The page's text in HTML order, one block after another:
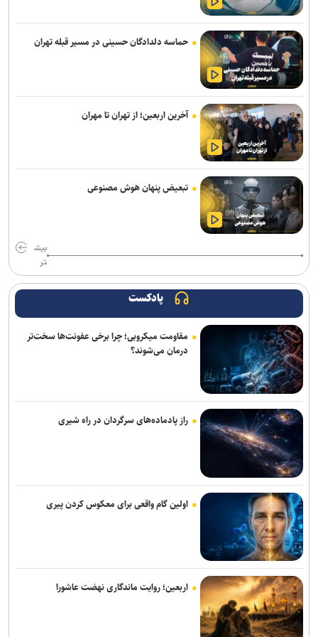
دریادار ایرانی: خبرنگاران مجاهدان میدان آگاهی‌بخشی و تبیین حقیقت
هستند
تظاهرات هزاران نفری علیه دولت «مرتس» در آلمان
دریادار سیاری: امروز هر خبر دقیق، تیری بر قلب امپراطوری دروغ است
سرطان به استخوان‌های جو بایدن سرایت کرده است
المیادین: درگیری‌های شدید میان تروریست‌های جولانی در ادلب/ تداوم
تجاوزات اشغالگران صهیونیست در جنوب سوریه
سقوط آراء مرتبط با حزب نتانیاهو در آستانه انتخابات کنست
نیوزویک: مقام‌های صهیونیست نگران آینده رابطه راهبردی با آمریکا
هشدار درباره کاهش شدید ذخایر موشک‌های پاتریوت آمریکا و کشور‌های
اکسیوس: ترامپ در «شن‌زار سیاسی» خود گرفتار شده است
مدیر فرودگاه صنعاء: محاصره عربستان ۲۴ میلیون مسافر را محروم کرد
۱۱ سناتور دموکرات خواستار خروج آمریکا از جنگ با ایران شدند
استفان والت: جنگ‌های آمریکا علیه ایران «فاجعه‌ای تمام‌عیار» و محصول
راهبردهای شکست‌خورده است
پیام وزیر کشور به مناسبت روز خبرنگار
میلیارد دلاری بودجه نظامی در بحبوحه بحران اقتصادی
عراقچی: توافق با عمان نزدیک است/ تکذیب سهم ۱۱ درصدی ایران از خزر
حشد شعبی تحرکات تروریست‌ها در مرز عراق و سوریه را رصد می‌کند
شرکت اماراتی: یکی از کشتی‌های ما در تنگه هرمز هدف حمله موشکی
قرار گرفت
حماسه دلدادگان حسینی در مسیر قبله تهران
آخرین اربعین؛ از تهران تا مهران
تبعیض پنهان هوش مصنوعی
بیش
تر
پادکست
مقاومت میکروبی؛ چرا برخی عفونت‌ها سخت‌تر
درمان می‌شوند؟
راز پادماده‌های سرگردان در راه شیری
اولین گام واقعی برای معکوس کردن پیری
اربعین؛ روایت ماندگاری نهضت عاشورا